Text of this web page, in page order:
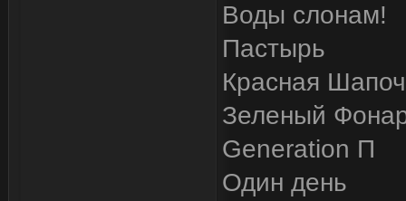
Воды слонам!
Пастырь
Красная
Зеленый
Generation П
Один день